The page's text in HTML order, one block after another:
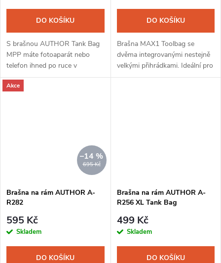
DO KOŠÍKU
S brašnou AUTHOR Tank Bag
MPP máte fotoaparát nebo
telefon ihned po ruce v
jakékoliv situaci. Poskytuje
snadný a rychlý přístup k Vaší
DO KOŠÍKU
Brašna MAX1 Toolbag se
dvěma integrovanými nestejně
velkými přihrádkami. Ideální pro
přepravu duše (až 29 x 2,1") a
Akce
695 Kč
–14 %
Brašna na rám AUTHOR A-
R282
595 Kč
Skladem
DO KOŠÍKU
Brašna na rám AUTHOR A-
R256 XL Tank Bag
499 Kč
Skladem
DO KOŠÍKU